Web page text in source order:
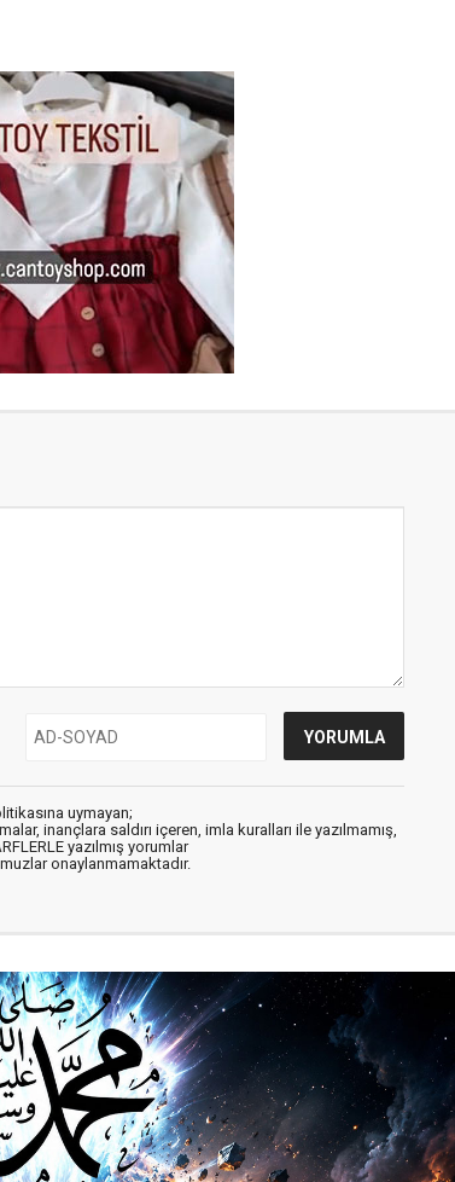
uymayan;
inançlara saldırı içeren, imla kuralları ile yazılmamış,
yazılmış yorumlar
onaylanmamaktadır.